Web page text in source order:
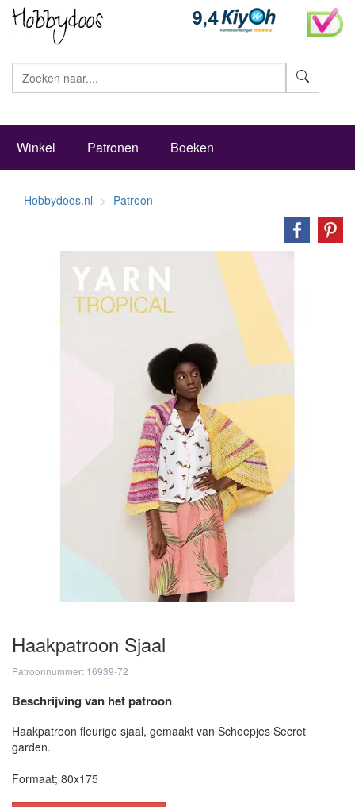
Winkel Patronen Boeken
Hobbydoos.nl Patroon
Haakpatroon Sjaal
Patroonnummer: 16939-72
Beschrijving van het patroon
Haakpatroon fleurige sjaal, gemaakt van Scheepjes Secret
garden.
Formaat; 80x175